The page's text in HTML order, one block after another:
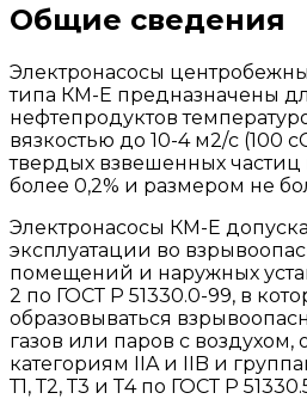
Общие сведения
Электронасосы
типа КМ-Е предназначены
нефтепродуктов
вязкостью до 10-4 м2/с (100
твердых взвешенных частиц
более 0,2% и размером не
Электронасосы КМ-Е
эксплуатации во
помещений и наружных
2 по ГОСТ Р 51330.0-99, в
образовываться
газов или паров с воздухом,
категориям IIA и IIB и
Т1, Т2, Т3 и Т4 по ГОСТ Р